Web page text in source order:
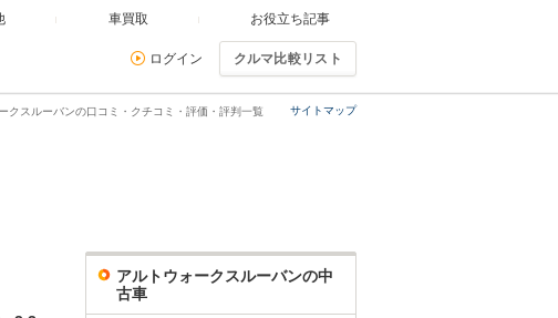
車買取 お役立ち記事
ログイン クルマ比較リスト
サイトマップ
クスルーバンの口コミ・クチコミ・評価・評判一覧
アルトウォークスルーバンの中
古車